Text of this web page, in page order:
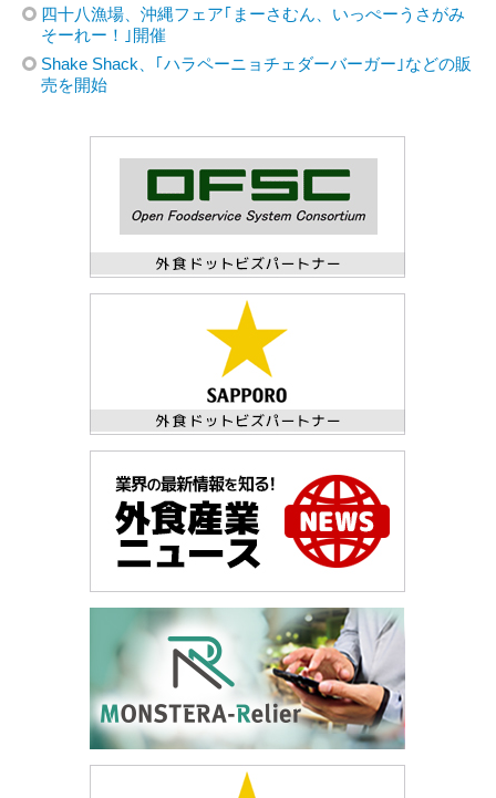
四十八漁場、沖縄フェア｢まーさむん、いっぺーうさがみ
そーれー！｣開催
Shake Shack、｢ハラペーニョチェダーバーガー｣などの販
売を開始